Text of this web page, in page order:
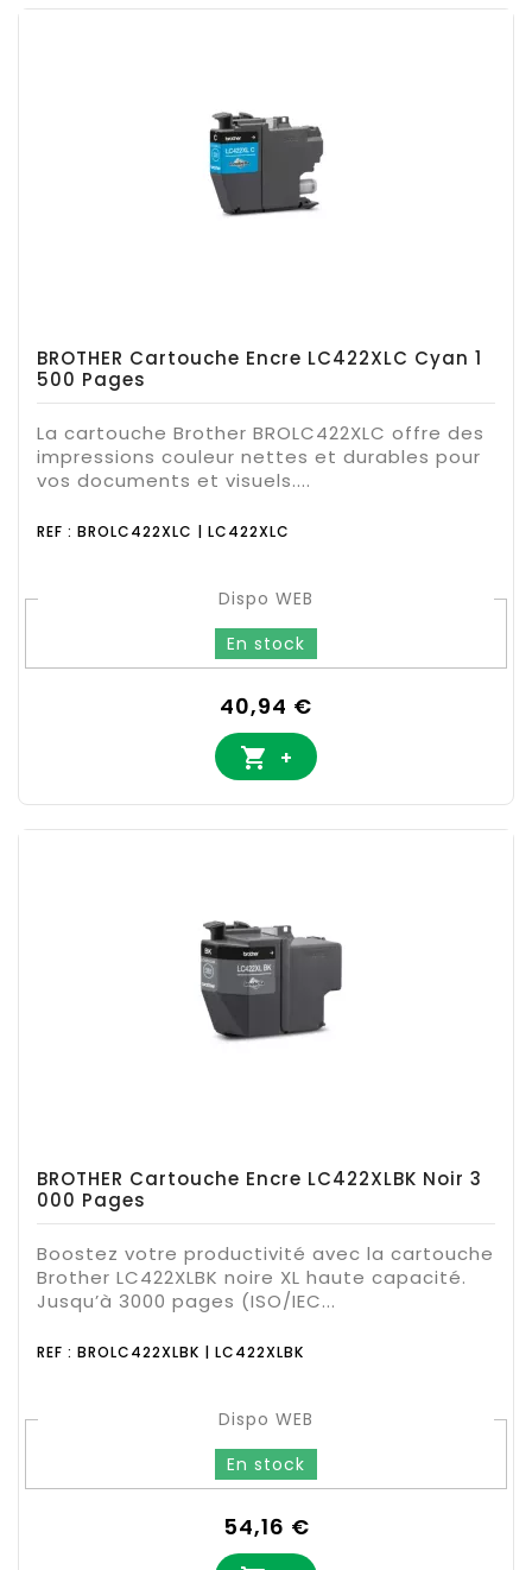
BROTHER Cartouche Encre LC422XLC Cyan 1
500 Pages
La cartouche Brother BROLC422XLC offre des
impressions couleur nettes et durables pour
vos documents et visuels....
REF : BROLC422XLC | LC422XLC
Dispo WEB
En stock
Prix
40,94 €
 +
BROTHER Cartouche Encre LC422XLBK Noir 3
000 Pages
Boostez votre productivité avec la cartouche
Brother LC422XLBK noire XL haute capacité.
Jusqu’à 3000 pages (ISO/IEC...
REF : BROLC422XLBK | LC422XLBK
Dispo WEB
En stock
Prix
54,16 €